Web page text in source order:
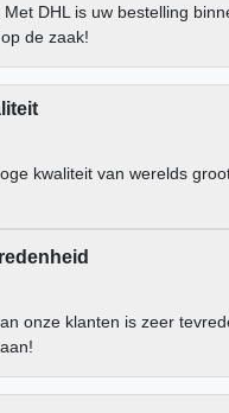
DHL is uw bestelling
de zaak!
kwaliteit van werelds
onze klanten is zeer